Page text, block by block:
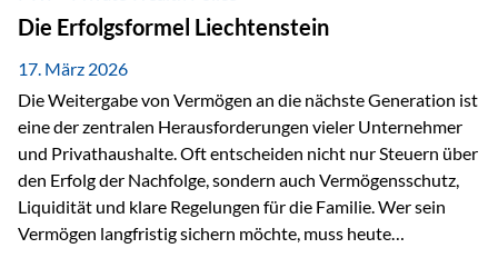
Kontrolle vollständig aus der Hand zu geben. Die Lösung:
Abschmelzung mit Vetorecht Die Umsetzung erfolgt über die
Private Wealth Police…
Die Erfolgsformel Liechtenstein
17. März 2026
Die Weitergabe von Vermögen an die nächste Generation ist
eine der zentralen Herausforderungen vieler Unternehmer
und Privathaushalte. Oft entscheiden nicht nur Steuern über
den Erfolg der Nachfolge, sondern auch Vermögensschutz,
Liquidität und klare Regelungen für die Familie. Wer sein
Vermögen langfristig sichern möchte, muss heute